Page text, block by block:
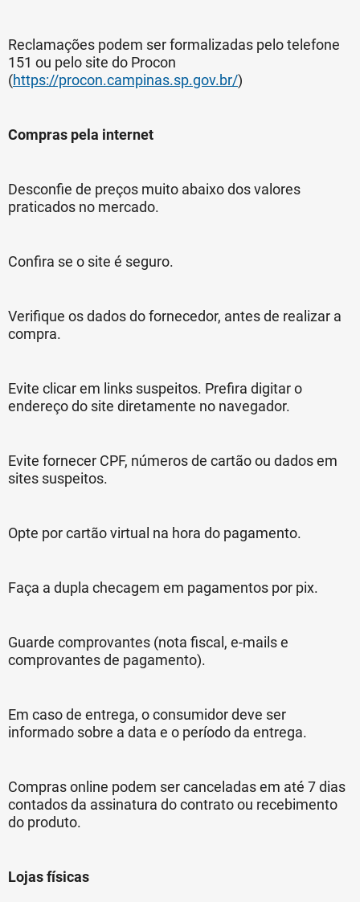
Reclamações podem ser formalizadas pelo telefone
151 ou pelo site do Procon
(https://procon.campinas.sp.gov.br/)
Compras pela internet
Desconfie de preços muito abaixo dos valores
praticados no mercado.
Confira se o site é seguro.
Verifique os dados do fornecedor, antes de realizar a
compra.
Evite clicar em links suspeitos. Prefira digitar o
endereço do site diretamente no navegador.
Evite fornecer CPF, números de cartão ou dados em
sites suspeitos.
Opte por cartão virtual na hora do pagamento.
Faça a dupla checagem em pagamentos por pix.
Guarde comprovantes (nota fiscal, e-mails e
comprovantes de pagamento).
Em caso de entrega, o consumidor deve ser
informado sobre a data e o período da entrega.
Compras online podem ser canceladas em até 7 dias
contados da assinatura do contrato ou recebimento
do produto.
Lojas físicas